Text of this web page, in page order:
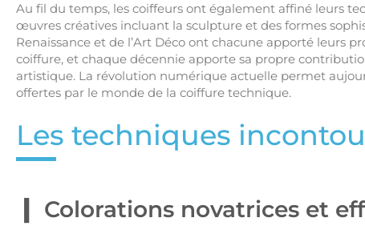
Au fil du temps, les coiffeurs ont également affiné leurs
œuvres créatives incluant la sculpture et des formes
Renaissance et de l’Art Déco ont chacune apporté leurs
coiffure, et chaque décennie apporte sa propre
artistique. La révolution numérique actuelle permet
offertes par le monde de la coiffure technique.
Les techniques
Colorations novatrices et